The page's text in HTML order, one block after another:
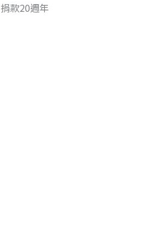
捐款20週年